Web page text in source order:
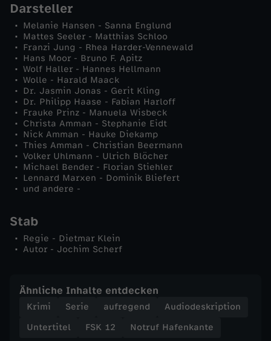
t
e
W
o
r
t
e
Darsteller
Melanie Hansen - Sanna Englund
Mattes Seeler - Matthias Schloo
Franzi Jung - Rhea Harder-Vennewald
Hans Moor - Bruno F. Apitz
Wolf Haller - Hannes Hellmann
Wolle - Harald Maack
Dr. Jasmin Jonas - Gerit Kling
Dr. Philipp Haase - Fabian Harloff
Frauke Prinz - Manuela Wisbeck
Christa Amman - Stephanie Eidt
Nick Amman - Hauke Diekamp
Thies Amman - Christian Beermann
Volker Uhlmann - Ulrich Blöcher
Michael Bender - Florian Stiehler
Lennard Marxen - Dominik Bliefert
und andere -
Stab
Regie - Dietmar Klein
Autor - Jochim Scherf
Ähnliche Inhalte entdecken
Krimi Serie aufregend
Audiodeskription
Untertitel
FSK 12 Notruf Hafenkante